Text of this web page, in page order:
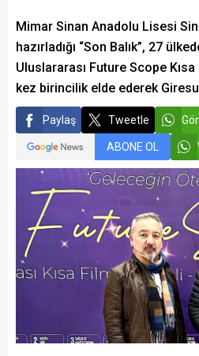
Mimar Sinan Anadolu Lisesi
hazırladığı “Son Balık”, 27
Uluslararası Future Scope
kez birincilik elde ederek
Paylaş Tweetle
ABONE OL